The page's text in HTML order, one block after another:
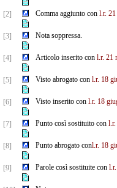
[2] Comma aggiunto con l.r.
[3] Nota soppressa.
[4] Articolo inserito con l.r. 21
[5] Visto abrogato con l.r. 18
[6] Visto inserito con l.r. 18
[7] Punto così sostituito con
[8] Punto abrogato conl.r. 18
[9] Parole così sostituite con